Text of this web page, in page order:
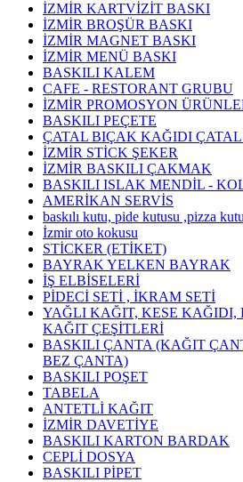
İZMİR KARTVİZİT BASKI
İZMİR BROŞÜR BASKI
İZMİR MAGNET BASKI
İZMİR MENÜ BASKI
BASKILI KALEM
CAFE - RESTORANT GRUBU
İZMİR PROMOSYON
BASKILI PEÇETE
ÇATAL BIÇAK KAĞIDI
İZMİR STİCK ŞEKER
İZMİR BASKILI ÇAKMAK
BASKILI ISLAK MENDİL -
AMERİKAN SERVİS
baskılı kutu, pide kutusu ,pizza
İzmir oto kokusu
STİCKER (ETİKET)
BAYRAK YELKEN BAYRAK
İŞ ELBİSELERİ
PİDECİ SETİ , İKRAM SETİ
YAĞLI KAĞIT, KESE
KAĞIT ÇEŞİTLERİ
BASKILI ÇANTA (KAĞIT
BEZ ÇANTA)
BASKILI POŞET
TABELA
ANTETLİ KAĞIT
İZMİR DAVETİYE
BASKILI KARTON BARDAK
CEPLİ DOSYA
BASKILI PİPET